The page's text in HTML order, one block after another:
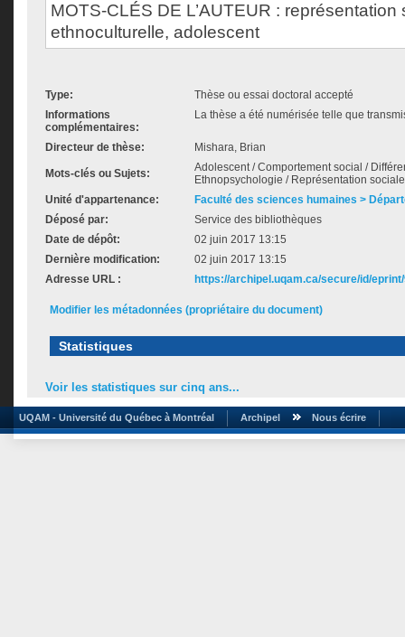
MOTS-CLÉS DE L’AUTEUR :
ethnoculturelle, adolescent
Type:
Thèse ou essai doctoral accepté
Informations
complémentaires:
La thèse a été numérisée telle que
Directeur de thèse: Mishara, Brian
Mots-clés ou Sujets:
Adolescent / Comportement social /
Ethnopsychologie / Représentation
Unité d'appartenance:
Faculté des sciences humaines >
Déposé par:
Service des bibliothèques
Date de dépôt:
02 juin 2017 13:15
Dernière modification:
02 juin 2017 13:15
Adresse URL :
https://archipel.uqam.ca/secure/id/
Modifier les métadonnées (propriétaire du document)
Statistiques
Voir les statistiques sur cinq ans...
UQAM - Université du Québec à Montréal Archipel Nous écrire